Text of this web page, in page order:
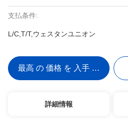
支払条件:
L/C,T/T,ウェスタンユニオン
最高 の 価格 を 入手 する
詳細情報